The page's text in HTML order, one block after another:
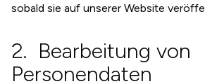
sobald sie auf unserer Website
Bearbeitung von
Personendaten